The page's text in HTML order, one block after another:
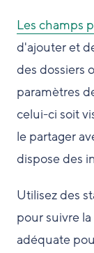
Les champs
d'ajouter et
des dossiers
paramètres
celui-ci soit
le partager
dispose des
Utilisez des
pour suivre
adéquate